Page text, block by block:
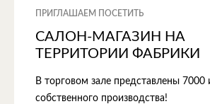
ПРИГЛАШАЕМ ПОСЕТИТЬ
САЛОН-МАГАЗИН НА
ТЕРРИТОРИИ ФАБРИКИ
В торговом зале представлены 7000
собственного производства!